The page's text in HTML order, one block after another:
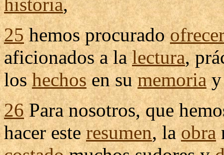
25hemosprocurado
aficionadosa lalectura,
loshechosen sumemoria
26Para nosotros, que
hacer esteresumen, laobra